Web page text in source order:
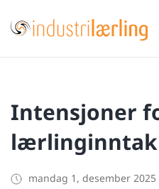
Intensjoner
lærlinginntak
mandag 1, desember 2025